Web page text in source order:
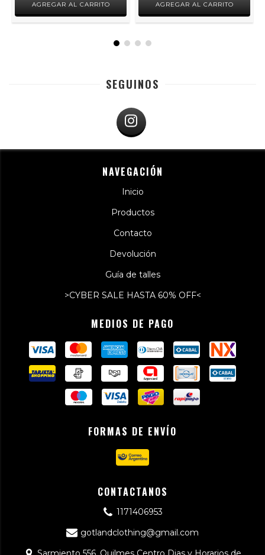
AGREGAR AL CARRITO AGREGAR AL CARRITO
SEGUINOS
NAVEGACIÓN
Inicio
Productos
Contacto
Devolución
Guía de talles
>CYBER SALE HASTA 60% OFF<
MEDIOS DE PAGO
FORMAS DE ENVÍO
CONTACTANOS
1171406953
gotlandclothing@gmail.com